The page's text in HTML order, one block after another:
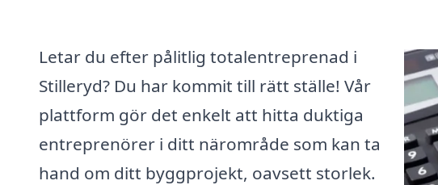
Letar du efter pålitlig totalentreprenad i
Stilleryd? Du har kommit till rätt ställe! Vår
plattform gör det enkelt att hitta duktiga
entreprenörer i ditt närområde som kan ta
hand om ditt byggprojekt, oavsett storlek.